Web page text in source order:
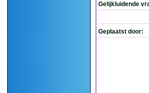
Gelijkluidende
Geplaatst door: